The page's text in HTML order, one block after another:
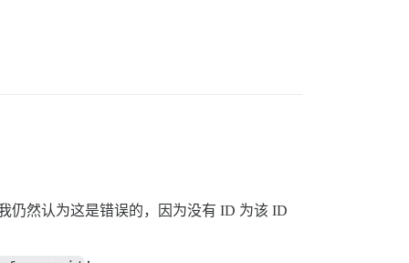
仍然认为这是错误的，因为没有 ID 为该 ID